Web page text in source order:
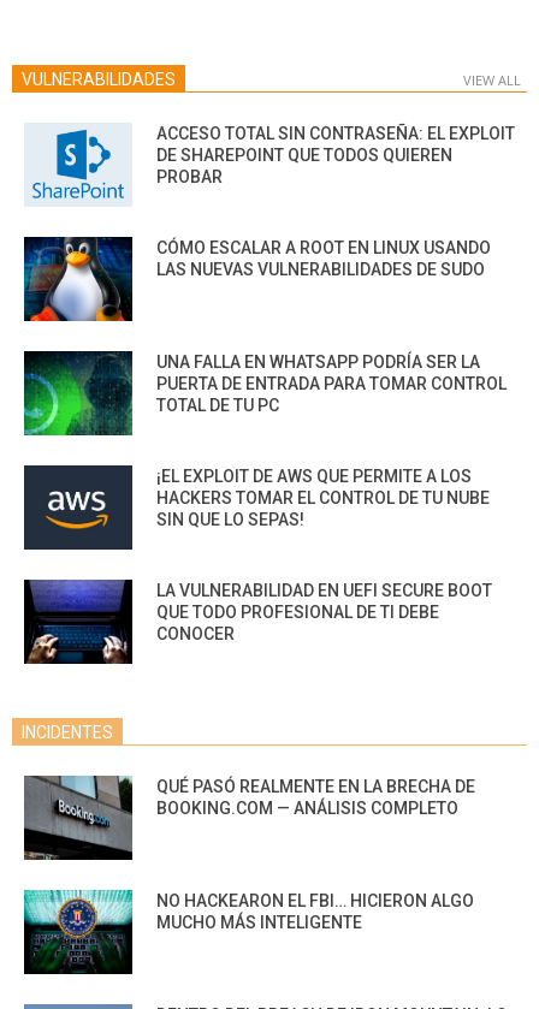
VULNERABILIDADES VIEW ALL
ACCESO TOTAL SIN CONTRASEÑA: EL EXPLOIT
DE SHAREPOINT QUE TODOS QUIEREN
PROBAR
CÓMO ESCALAR A ROOT EN LINUX USANDO
LAS NUEVAS VULNERABILIDADES DE SUDO
UNA FALLA EN WHATSAPP PODRÍA SER LA
PUERTA DE ENTRADA PARA TOMAR CONTROL
TOTAL DE TU PC
¡EL EXPLOIT DE AWS QUE PERMITE A LOS
HACKERS TOMAR EL CONTROL DE TU NUBE
SIN QUE LO SEPAS!
LA VULNERABILIDAD EN UEFI SECURE BOOT
QUE TODO PROFESIONAL DE TI DEBE
CONOCER
INCIDENTES
QUÉ PASÓ REALMENTE EN LA BRECHA DE
BOOKING.COM — ANÁLISIS COMPLETO
NO HACKEARON EL FBI… HICIERON ALGO
MUCHO MÁS INTELIGENTE